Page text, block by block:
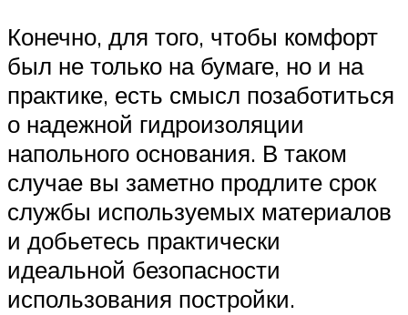
Конечно, для того, чтобы комфорт
был не только на бумаге, но и на
практике, есть смысл позаботиться
о надежной гидроизоляции
напольного основания. В таком
случае вы заметно продлите срок
службы используемых материалов
и добьетесь практически
идеальной безопасности
использования постройки.